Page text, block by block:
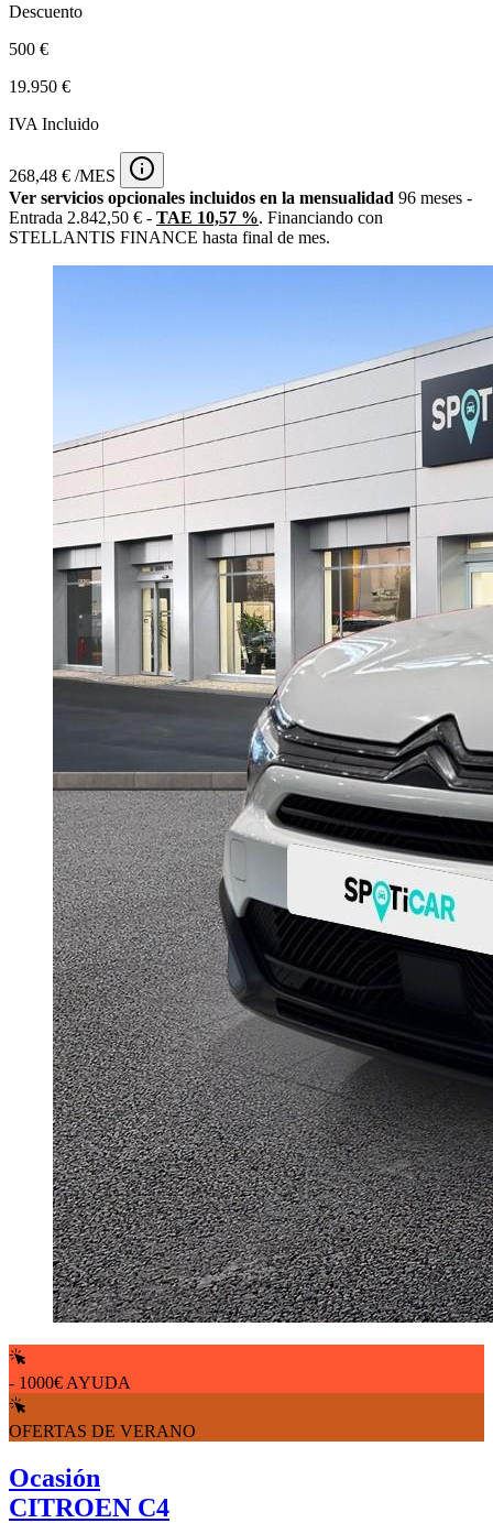
Descuento
500 €
19.950 €
IVA Incluido
268,48 € /MES
Ver servicios opcionales incluidos en la mensualidad 96 meses -
Entrada 2.842,50 € - TAE 10,57 %. Financiando con
STELLANTIS FINANCE hasta final de mes.
- 1000€ AYUDA
OFERTAS DE VERANO
Ocasión
CITROEN C4